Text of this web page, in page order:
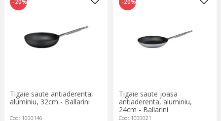
Tigaie saute antiaderenta,
aluminiu, 32cm - Ballarini
Cod: 1000146
Tigaie saute joasa
antiaderenta, aluminiu,
24cm - Ballarini
Cod: 1000021